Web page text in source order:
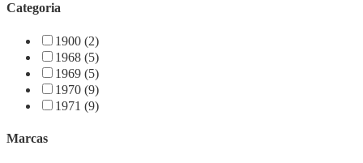
Categoria
1900 (2)
1968 (5)
1969 (5)
1970 (9)
1971 (9)
Marcas